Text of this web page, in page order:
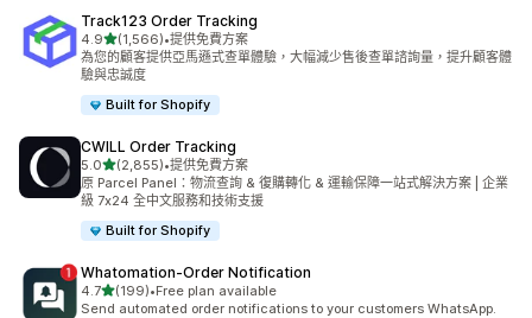
Track123 Order Tracking
4.9滿分 5 顆星
(1,566)
共有 1566 則評價
•提供免費方案
為您的顧客提供亞馬遜式查單體驗，大幅減少售後查單諮詢量，提升顧客體
驗與忠誠度
Built for Shopify
CWILL Order Tracking
5.0滿分 5 顆星
(2,855)
共有 2855 則評價
•提供免費方案
原 Parcel Panel：物流查詢 & 復購轉化 & 運輸保障一站式解決方案 | 企業
級 7x24 全中文服務和技術支援
Built for Shopify
Whatomation‑Order Notification
4.7滿分 5 顆星
(199)
共有 199 則評價
•Free plan available
Send automated order notifications to your customers WhatsApp.